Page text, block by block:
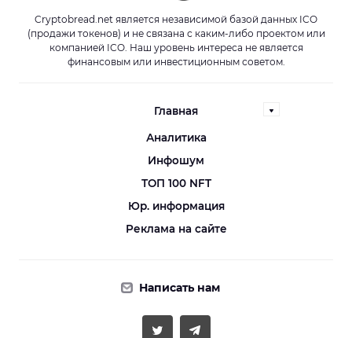
Cryptobread.net является независимой базой данных ICO
(продажи токенов) и не связана с каким-либо проектом или
компанией ICO. Наш уровень интереса не является
финансовым или инвестиционным советом.
Главная
Аналитика
Инфошум
ТОП 100 NFT
Юр. информация
Реклама на сайте
Написать нам